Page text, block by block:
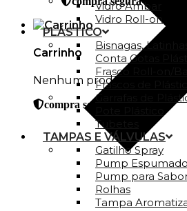
Carrinho
Nenhum produto no
compra segura
Vidro Ambar
Vidro Roll-on
PLÁSTICO
Bisnagas,
Conta Gotas
Frasco Roll-on/
Frascos de
Garrafas de
Tubetes
TAMPAS E VÁLVULAS
Gatilho Spray
Pump
Pump para
Rolhas
Tampa